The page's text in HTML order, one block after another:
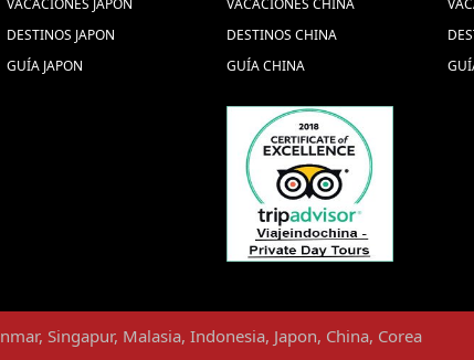
VACACIONES JAPON
DESTINOS JAPON
GUÍA JAPON
VACACIONES CHINA
DESTINOS CHINA
GUÍA CHINA
, Singapur, Malasia, Indonesia, Japon, China, Corea